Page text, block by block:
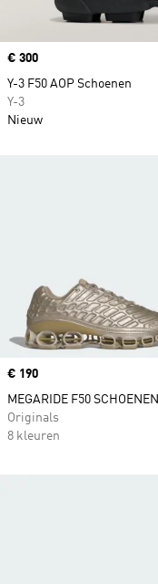
Price
€ 190
MEGARIDE F50 SCHOENEN
Originals
8 kleuren
Price
€ 300
Y-3 F50 AOP Schoenen
Y-3
Nieuw